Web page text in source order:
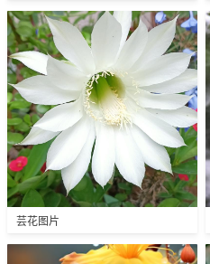
芸花图片